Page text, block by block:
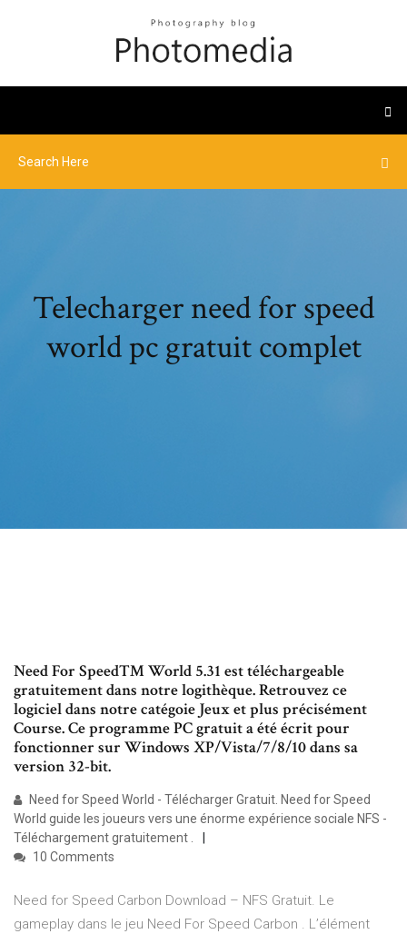
Telecharger need for speed
world pc gratuit complet
Need For Speed™ World 5.31 est téléchargeable
gratuitement dans notre logithèque. Retrouvez ce
logiciel dans notre catégoie Jeux et plus précisément
Course. Ce programme PC gratuit a été écrit pour
fonctionner sur Windows XP/Vista/7/8/10 dans sa
version 32-bit.
Need for Speed World - Télécharger Gratuit. Need for Speed
World guide les joueurs vers une énorme expérience sociale NFS -
Téléchargement gratuitement .
10 Comments
Need for Speed Carbon Download – NFS Gratuit. Le
gameplay dans le jeu Need For Speed Carbon . L’élément